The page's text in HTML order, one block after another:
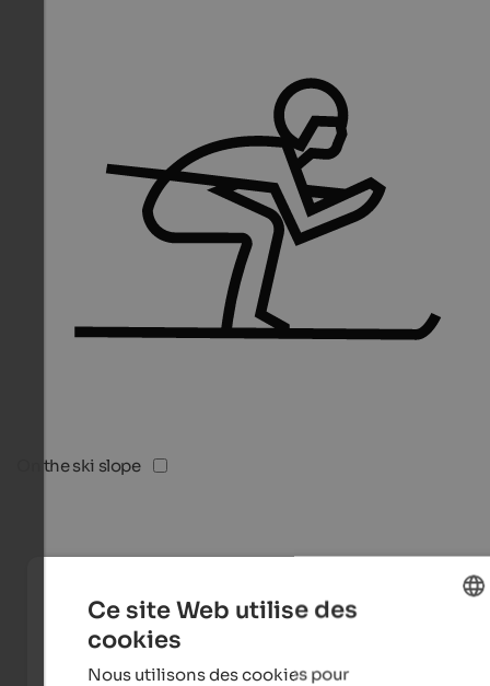
On the ski slope
Ce site Web utilise des
cookies
Nous utilisons des cookies pour